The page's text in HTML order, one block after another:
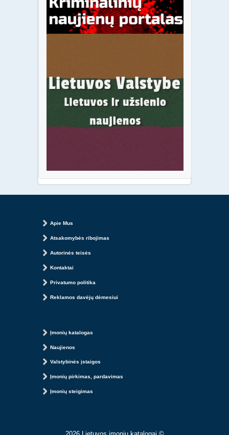
Apie Mus
Atsakomybės ribojimas
Autorinės teisės
Kontaktai
Privatumo politika
Reklamos davėjų dėmesiui
Įmonių katalogas
Naujienos
Valstybinės įstaigos
Įmonių pirkimas, pardavimas
Įmonių steigimas